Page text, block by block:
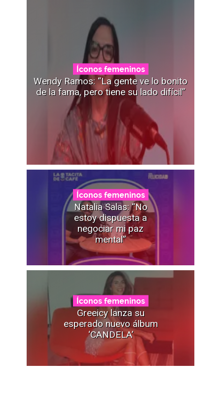
Íconos femeninos
Wendy Ramos: “La gente ve lo bonito
de la fama, pero tiene su lado difícil”
Íconos femeninos
Natalia Salas: “No
estoy dispuesta a
negociar mi paz
mental”
Íconos femeninos
Greeicy lanza su
esperado nuevo álbum
‘CANDELA’